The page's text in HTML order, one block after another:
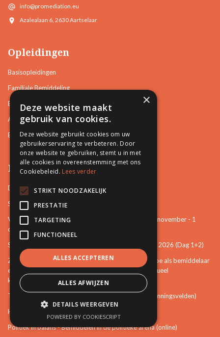
info@promediation.eu
Azalealaan 6, 2630 Aartselaar
Opleidingen
Basisopleidingen
Familiale Bemiddeling
Burgerlijke en Handelszaken
Arbeidsrelaties en Sociale zaken
Bemiddeling in Bestuurszaken
Permanente vorming
De startbasis als erkend bemiddelaar (online)
Starten als bemiddelaar na mijn opleiding
Vertrouwenspersoon van de stem van het kind - 30-november - 1
december 2026 (Dag 3+4)
Stem van het kind en mattenspel - 18+19 november 2026 (Dag 1+2)
Zien, weten, handelen: een eerste verkenning over hoe als bemiddelaar
een bijdrage te leveren aan het voorkomen van seksueel
kindermisbruik (online)
The Art of Mediation Leadership (Leiderschap in spanningsvelden)
Het zelfvertrouwen van de bemiddelaar (online)
Politiek in balans - Bemiddelen in de politieke arena (online)
×
Deze website maakt
gebruik van cookies.
Deze website gebruikt cookies om uw
gebruikerservaring te verbeteren. Door
onze website te gebruiken, stemt u in met
alle cookies in overeenstemming met ons
Cookiebeleid. Lees verder
STRIKT NOODZAKELIJK
PRESTATIE
TARGETING
FUNCTIONEEL
ALLES ACCEPTEREN
ALLES AFWIJZEN
DETAILS WEERGEVEN
POWERED BY COOKIESCRIPT